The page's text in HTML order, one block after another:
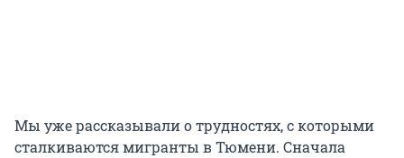
Мы уже рассказывали о трудностях, с которыми
сталкиваются мигранты в Тюмени. Сначала